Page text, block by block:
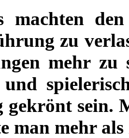
machten
zu
mehr zu
sein.
man mehr als